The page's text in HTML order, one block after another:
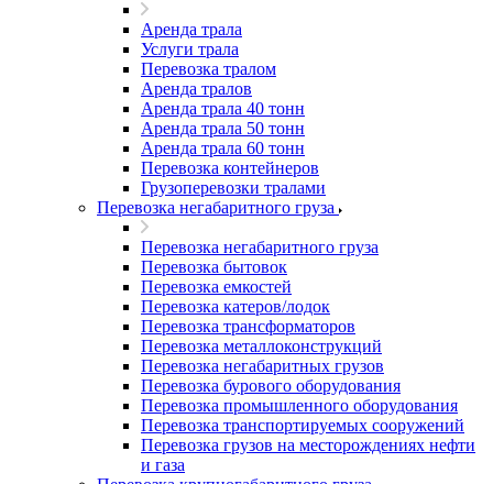
Аренда трала
Услуги трала
Перевозка тралом
Аренда тралов
Аренда трала 40 тонн
Аренда трала 50 тонн
Аренда трала 60 тонн
Перевозка контейнеров
Грузоперевозки тралами
Перевозка негабаритного груза
Перевозка негабаритного груза
Перевозка бытовок
Перевозка емкостей
Перевозка катеров/лодок
Перевозка трансформаторов
Перевозка металлоконструкций
Перевозка негабаритных грузов
Перевозка бурового оборудования
Перевозка промышленного оборудования
Перевозка транспортируемых сооружений
Перевозка грузов на месторождениях нефти
и газа